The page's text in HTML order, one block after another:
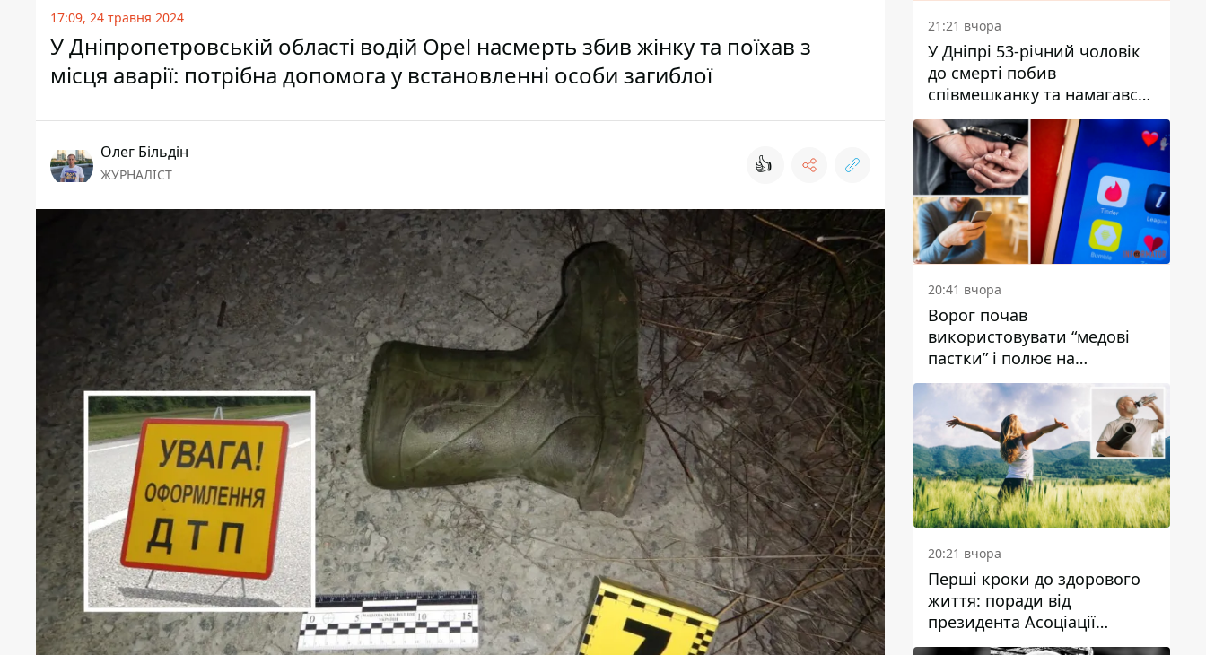
17:09, 24 травня 2024
У Дніпропетровській області водій Opel насмерть збив жінку та поїхав з
місця аварії: потрібна допомога у встановленні особи загиблої
Олег Більдін
ЖУРНАЛІСТ 👍
21:21 вчора
У Дніпрі 53-річний чоловік
до смерті побив
співмешканку та намагався
приховати злочин: деталі
20:41 вчора
Ворог почав
використовувати “медові
пастки” і полює на
українських військових
20:21 вчора
Перші кроки до здорового
життя: поради від
президента Асоціації
дієтологів України